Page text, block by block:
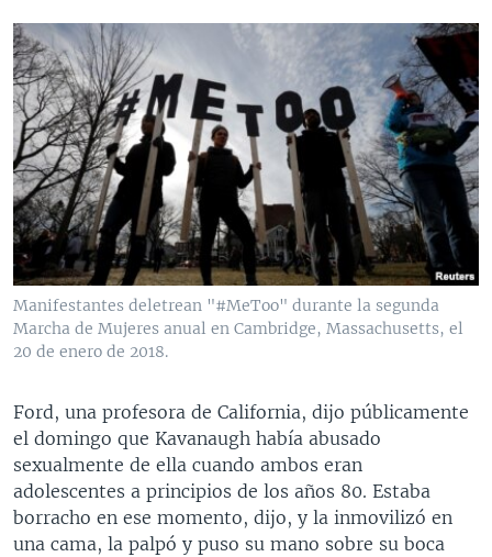
Manifestantes deletrean "#MeToo" durante la segunda
Marcha de Mujeres anual en Cambridge, Massachusetts, el
20 de enero de 2018.
Ford, una profesora de California, dijo públicamente
el domingo que Kavanaugh había abusado
sexualmente de ella cuando ambos eran
adolescentes a principios de los años 80. Estaba
borracho en ese momento, dijo, y la inmovilizó en
una cama, la palpó y puso su mano sobre su boca